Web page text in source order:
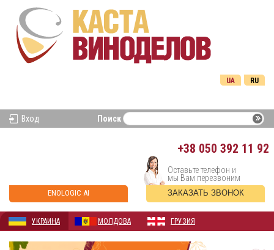
RU
UA
Вход Поиск
+38 050 392 11 92
ENOLOGIC AI
Оставьте телефон и
мы Вам перезвоним
ЗАКАЗАТЬ ЗВОНОК
УКРАИНА МОЛДОВА ГРУЗИЯ